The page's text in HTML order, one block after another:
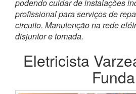
podendo cuidar de instalações
profissional para serviços de
circuito. Manutenção na rede
disjuntor e tomada.
Eletricista
Funda